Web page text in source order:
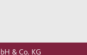
& Co. KG